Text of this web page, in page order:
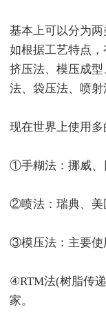
基本上可以分为
如根据工艺特点，
挤压法、模压成
法、袋压法、喷射
现在世界上使用多
①手糊法：挪威、
②喷法：瑞典、美
③模压法：主要使
④RTM法(树脂传
家。